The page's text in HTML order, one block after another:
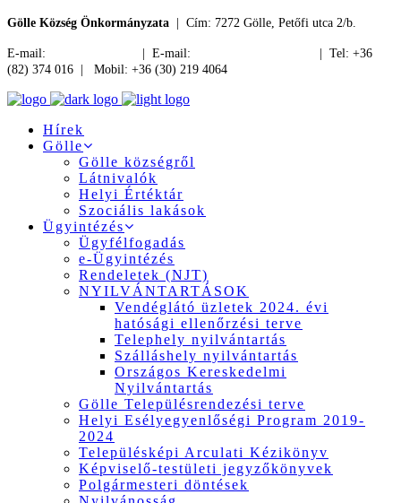
Gölle Község Önkormányzata | Cím: 7272 Gölle, Petőfi utca 2/b.
E-mail: | E-mail:
| Tel: +36
(82) 374 016 | Mobil: +36 (30) 219 4064
Hírek
Gölle
Gölle községről
Látnivalók
Helyi Értéktár
Szociális lakások
Ügyintézés
Ügyfélfogadás
e-Ügyintézés
Rendeletek (NJT)
NYILVÁNTARTÁSOK
Vendéglátó üzletek 2024. évi
hatósági ellenőrzési terve
Telephely nyilvántartás
Szálláshely nyilvántartás
Országos Kereskedelmi
Nyilvántartás
Gölle Településrendezési terve
Helyi Esélyegyenlőségi Program 2019-
2024
Településképi Arculati Kézikönyv
Képviselő-testületi jegyzőkönyvek
Polgármesteri döntések